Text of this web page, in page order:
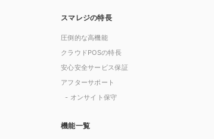
スマレジの特長
圧倒的な高機能
クラウドPOSの特長
安心安全サービス保証
アフターサポート
- オンサイト保守
機能一覧